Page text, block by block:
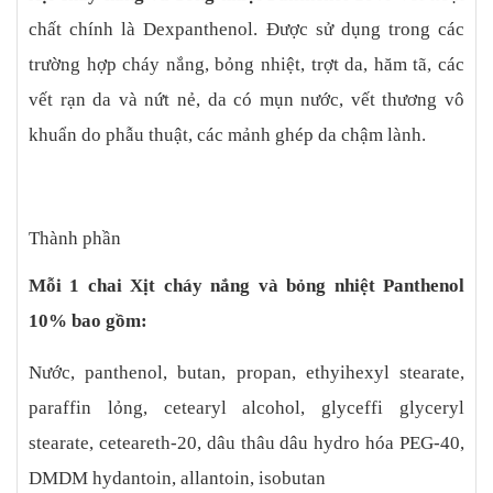
Panthenol 10%, nếu bệnh nhân có bất cứ dấu hiệu bất thường
nào cần thông báo cho bác sĩ hoặc dược sĩ để được xử trí kịp
thời. Lưu ý Chống chỉ định sử dụng Xịt cháy nắng và bỏng nhiệt
nào của sản phẩm hoặc các vết thương nặng, chảy máu nghiêm
trọng. Bảo quản Tránh ánh sáng mặt trời và nhiệt độ trên 50 độ
chất chính là Dexpanthenol. Được sử dụng trong các
trường hợp cháy nắng, bỏng nhiệt, trợt da, hăm tã, các
vết rạn da và nứt nẻ, da có mụn nước, vết thương vô
khuẩn do phẫu thuật, các mảnh ghép da chậm lành.
Thành phần
Mỗi 1 chai Xịt cháy nắng và bỏng nhiệt Panthenol
10% bao gồm:
Nước, panthenol, butan, propan, ethyihexyl stearate,
paraffin lỏng, cetearyl alcohol, glyceffi glyceryl
stearate, ceteareth-20, dâu thâu dâu hydro hóa PEG-40,
DMDM hydantoin, allantoin, isobutan